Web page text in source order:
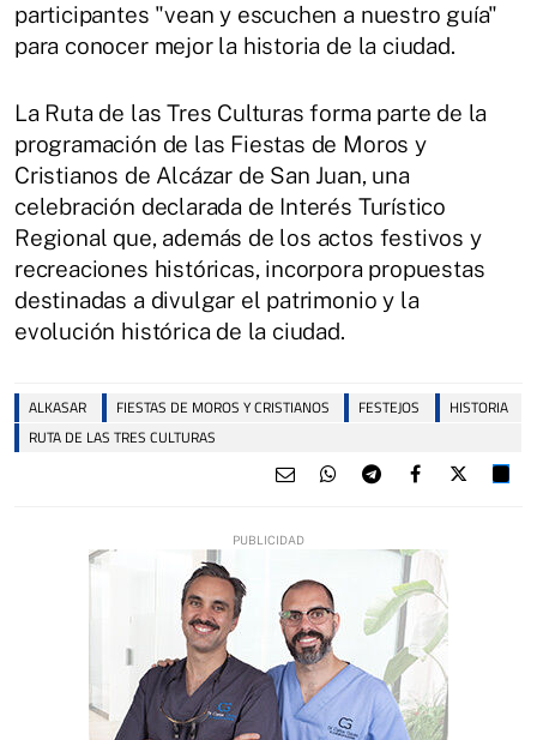
participantes "vean y escuchen a nuestro guía"
para conocer mejor la historia de la ciudad.
La Ruta de las Tres Culturas forma parte de la
programación de las Fiestas de Moros y
Cristianos de Alcázar de San Juan, una
celebración declarada de Interés Turístico
Regional que, además de los actos festivos y
recreaciones históricas, incorpora propuestas
destinadas a divulgar el patrimonio y la
evolución histórica de la ciudad.
ALKASAR FIESTAS DE MOROS Y CRISTIANOS FESTEJOS
HISTORIA
RUTA DE LAS TRES CULTURAS